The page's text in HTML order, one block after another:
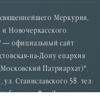
Меркурия,
Новочеркасского.
— официальный сайт
на-Дону епархия
Патриархат)".
Станиславского 58. тел: